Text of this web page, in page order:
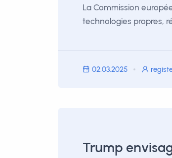
La Commission
technologies propres,
02.03.2025
Trump